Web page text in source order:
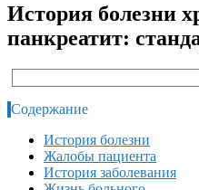
История болезни
панкреатит:
Содержание
История болезни
Жалобы пациента
История заболевания